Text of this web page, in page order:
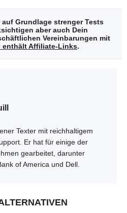
Grundlage strenger Tests
aber auch Dein
Vereinbarungen mit
enthält Affiliate-Links.
Texter mit reichhaltigem
Er hat für einige der
gearbeitet, darunter
of America und Dell.